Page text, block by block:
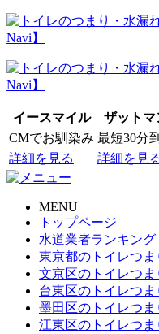
イースマイル ザットマ
CMでお馴染み 最短30分
詳細を見る
詳細を見
MENU
トップページ
水道業者ランキング
東京都のトイレつ
文京区のトイレつ
台東区のトイレつ
墨田区のトイレつ
江東区のトイレつ